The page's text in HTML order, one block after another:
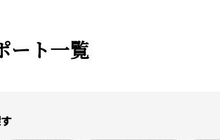
ート一覧